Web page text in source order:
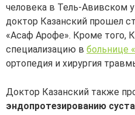
человека в Тель-Авивском
доктор Казанский прошел
«Асаф Арофе». Кроме того,
специализацию в больнице
ортопедия и хирургия
Доктор Казанский также
эндопротезированию